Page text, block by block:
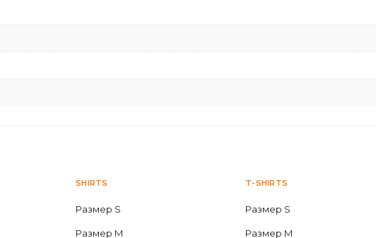
SHIRTS
Размер S
Размер M
T-SHIRTS
Размер S
Размер M